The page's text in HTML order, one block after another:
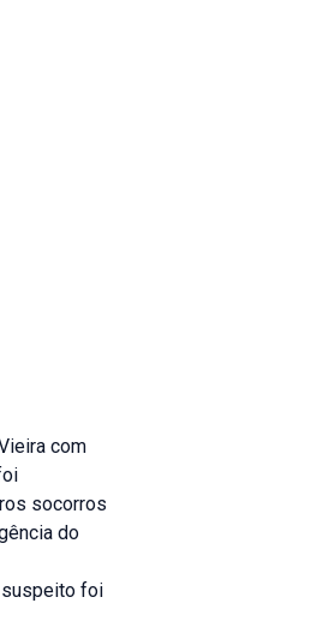
com
socorros
do
suspeito foi